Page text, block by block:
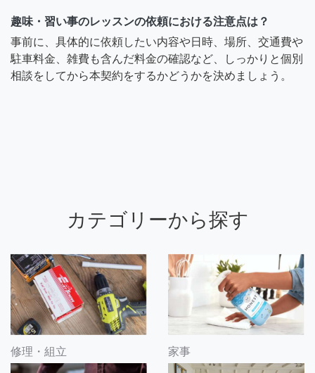
趣味・習い事のレッスンの依頼における注意点は？
事前に、具体的に依頼したい内容や日時、場所、交通費や
駐車料金、雑費も含んだ料金の確認など、しっかりと個別
相談をしてから本契約をするかどうかを決めましょう。
カテゴリーから探す
修理・組立 家事